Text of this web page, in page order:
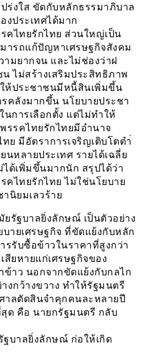
ร่งใส ขัดกับหลักธรรมาภิบาล
งประเทศได้มาก
คไทยรักไทย ส่วนใหญ่เป็น
ารถแก้ปัญหาเศรษฐกิจสังคม
มยากจน และไม่ช่องว่าฝ
ไม่สร้างเสริมประสิทธิภาพ
ห้ประชาชนมีหนี้สินเพิ่มขึ้น
คลังมากขึ้น นโยบายประชา
การเลือกตั้ง แต่ไม่ทำให้
รรคไทยรักไทยมีอำนาจ
ย มีอัตราการเจริญเติบโตตำ่
นหลายประเทศ รายได้เฉลี่ย
ด้เพิ่มขึ้นมากนัก สรุปได้ว่า
คไทยรักไทย ไม่ใช่นโยบาย
นิยมเลวร้าย
รัฐบาลยิ่งลักษณ์ เป็นตัวอย่าง
ายเศรษฐกิจ ที่ขัดแย้งกับหลัก
รรับซื้อข้าวในราคาที่สูงกว่า
สียหายแก่เศรษฐกิจของ
ข้าว นอกจากขัดแย้งกับกลไก
งกว้างขวาง ทำให้รัฐมนตรี
าลตัดสินจำคุกคนละหลายปี
ด คือ นายกรัฐมนตรี กลับ
ฐบาลยิ่งลักษณ์ ก่อให้เกิด